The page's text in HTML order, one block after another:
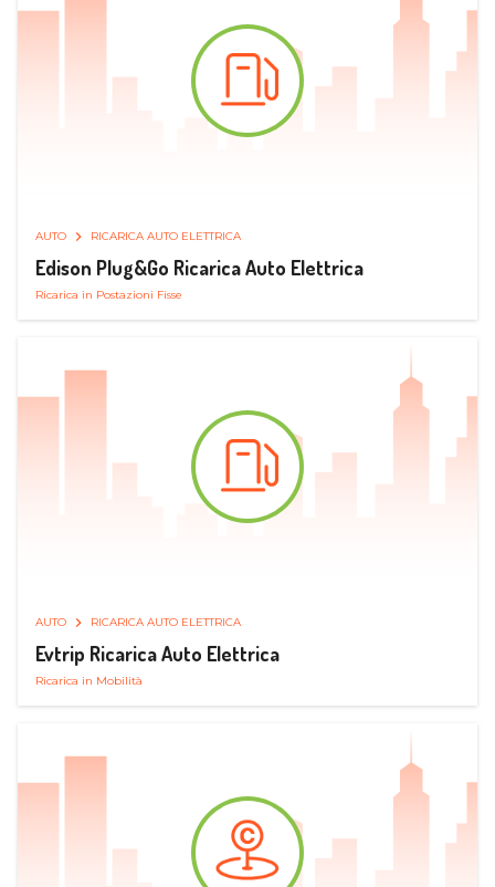
AUTO RICARICA AUTO ELETTRICA
Edison Plug&Go Ricarica Auto Elettrica
Ricarica in Postazioni Fisse
AUTO RICARICA AUTO ELETTRICA
Evtrip Ricarica Auto Elettrica
Ricarica in Mobilità